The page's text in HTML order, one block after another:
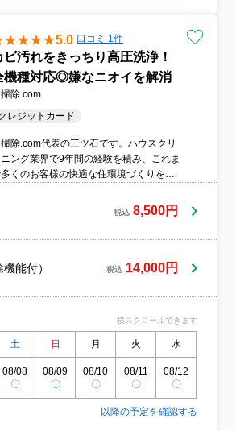
5.0 口コミ 1件
ビ汚れをきっちり高圧洗浄！
機種対応◎嫌なニオイを解消
除.com
レジットカード
除.com代表の三ツ石です。ハウスクリ
ング業界で9年間の経験を積み、これま
くのお客様の快適な住環境づくりをお
・キッチンなど幅広い分野に対応し、年
1,000件以上の施工実績がございます。豊
クリーニングを行っており、小さなお
も安心してご利用いただけます。作業
に傷や汚れがつかないよう細心の注意を
っております。さらに、万が一に備えて
保険にも加入しておりますので、安心
てお任せください。プロとしての責任と
心をもって、お客様の大切な「お家」を
ることで、信頼され選ばれる存在であり
税込 8,500円
能付） 税込 14,000円
横スクロールできます
土 日 月 火 水
08/08
〇
08/09
〇
08/10
〇
08/11
〇
08/12
〇
以降の予定を確認する